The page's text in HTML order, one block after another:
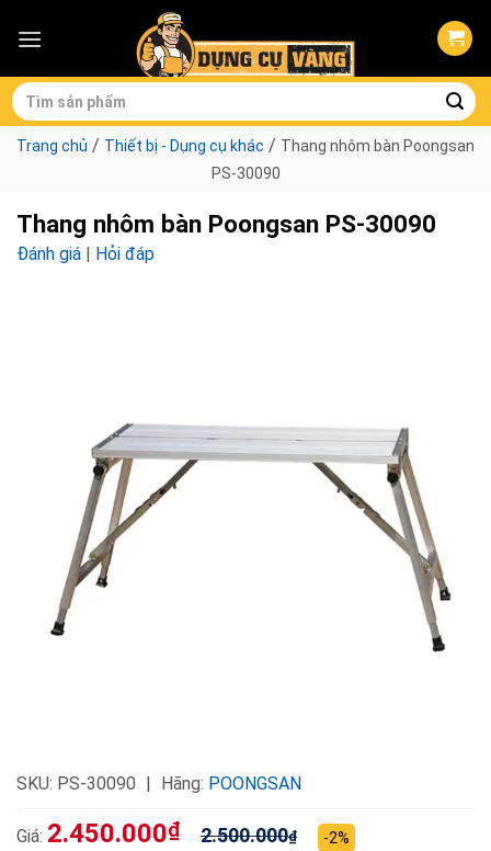
Tìm
kiếm:
Trang chủ / Thiết bị - Dụng cụ khác / Thang nhôm bàn Poongsan
PS-30090
Thang nhôm bàn Poongsan PS-30090
Đánh giá | Hỏi đáp
SKU: PS-30090 Hãng: POONGSAN
Giá: 2.450.000₫ 2.500.000₫ -2%